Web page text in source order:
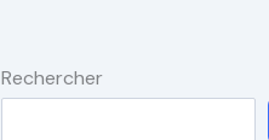
Rechercher